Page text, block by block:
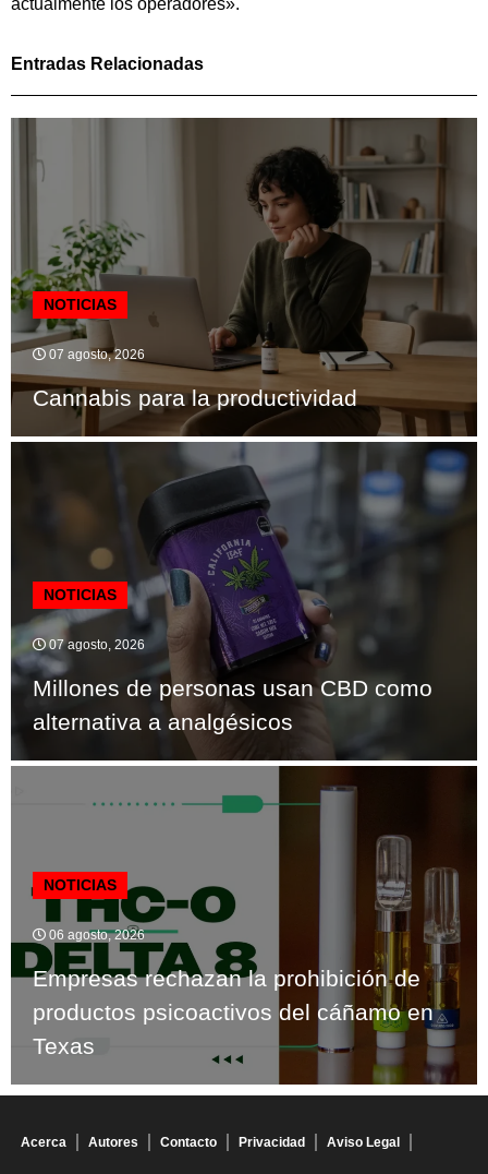
actualmente los operadores».
Entradas Relacionadas
NOTICIAS
07 agosto, 2026
Cannabis para la productividad
NOTICIAS
07 agosto, 2026
Millones de personas usan CBD como
alternativa a analgésicos
NOTICIAS
06 agosto, 2026
Empresas rechazan la prohibición de
productos psicoactivos del cáñamo en
Texas
Acerca Autores Contacto Privacidad Aviso Legal